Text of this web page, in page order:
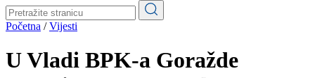
Pale-Prača
Kontakt
Početna /Vijesti